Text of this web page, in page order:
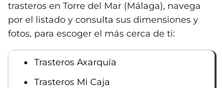
trasteros en Torre del Mar (Málaga), navega
por el listado y consulta sus dimensiones y
fotos, para escoger el más cerca de ti:
Trasteros Axarquía
Trasteros Mi Caja